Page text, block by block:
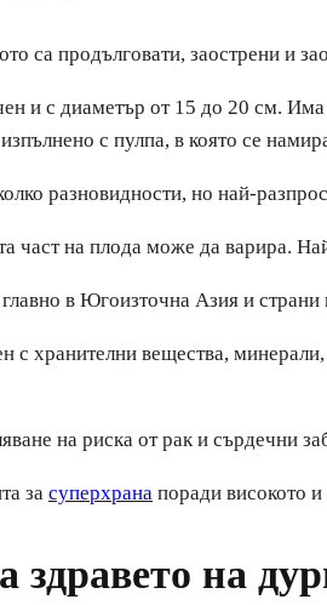
са продълговати, заострени и
и с диаметър от 15 до 20 см.
с пулпа, в която се
разновидности, но най-
част на плода може да варира.
в Югоизточна Азия и
с хранителни вещества,
на риска от рак и сърдечни
за суперхрана поради високото
здравето на